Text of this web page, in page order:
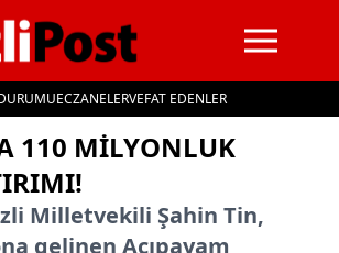
ECZANELERVEFAT EDENLER
110 MILYONLUK
Milletvekili Şahin Tin,
gelinen Acıpayam